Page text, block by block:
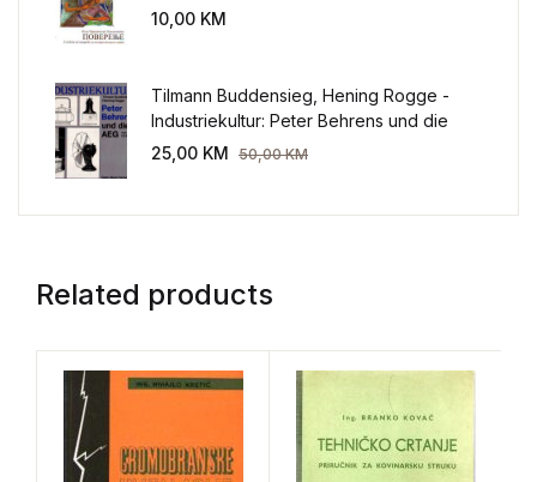
sveta
10,00 KM
Tilmann Buddensieg, Hening Rogge -
Industriekultur: Peter Behrens und die
AEG 1907-1914.
25,00 KM 50,00KM
Related products